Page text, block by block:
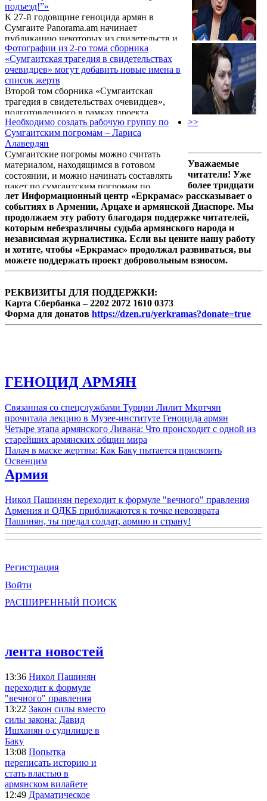
февраля.
подъезд!”»
К 27-й годовщине геноцида армян в
Сумгаите Panorama.am начинает
публикацию некоторых из свидетельств и
материалов, вошедших во второй том
сборника «Сумгаитская трагедия в
свидетельствах очевидцев»,
подготовленного в рамках проекта
«Обыкновенный геноцид» и уже
находящегося в печати.
Фотографии из 2-го тома сборника
«Сумгаитская трагедия в свидетельствах
очевидцев» могут добавить новые имена в
список жертв
Второй том сборника «Сумгаитская
трагедия в свидетельствах очевидцев»,
подготовленного в рамках проекта
«Обыкновенный геноцид», уже направлен
в типографию. Об этом в интервью
Panorama.am сообщила руководитель
проекта «Обыкновенный геноцид» Марина
Григорян.
Необходимо создать рабочую группу по
Сумгаитским погромам – Лариса
Алавердян
Сумгаитские погромы можно считать
материалом, находящимся в готовом
состоянии, и можно начинать составлять
пакет по сумгаитским погромам по
примеру того, который был составлен в
рамках комиссии по координации
мероприятий, посвященных к 100-летию
Геноцида армян.
>>
Уважаемые
читатели! Уже
более тридцати
лет Информационный центр «Еркрамас» рассказывает о
событиях в Армении, Арцахе и армянской Диаспоре. Мы
продолжаем эту работу благодаря поддержке читателей,
которым небезразличны судьба армянского народа и
независимая журналистика. Если вы цените нашу работу
и хотите, чтобы «Еркрамас» продолжал развиваться, вы
можете поддержать проект добровольным взносом.
РЕКВИЗИТЫ ДЛЯ ПОДДЕРЖКИ:
Карта Сбербанка – 2202 2072 1610 0373
Форма для донатов https://dzen.ru/yerkramas?donate=true
ГЕНОЦИД АРМЯН
Связанная со спецслужбами Турции Лилит Мкртчян
прочитала лекцию в Музее-институте Геноцида армян
Четыре этапа армянского Ливана: Что происходит с одной из
старейших армянских общин мира
Палач в маске жертвы: Как Баку пытается присвоить
Освенцим
Армия
Никол Пашинян переходит к формуле "вечного" правления
Армения и ОДКБ приближаются к точке невозврата
Пашинян, ты предал солдат, армию и страну!
Регистрация
Войти
РАСШИРЕННЫЙ ПОИСК
лента новостей
13:36 Никол Пашинян
переходит к формуле
"вечного" правления
13:22 Закон силы вместо
силы закона: Давид
Ишханян о судилище в
Баку
13:08 Попытка
переписать историю и
стать властью в
армянском вилайете
12:49 Драматическое